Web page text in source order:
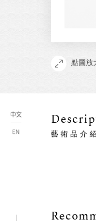
點圖放
藝術品介紹
中文
EN